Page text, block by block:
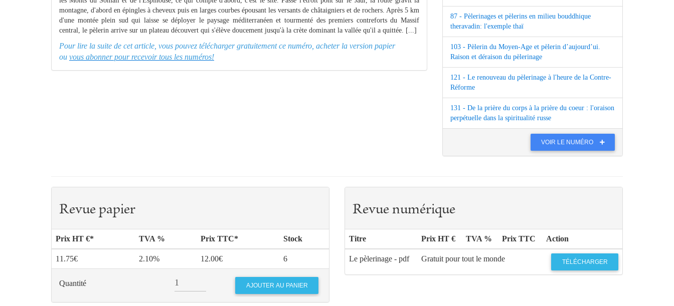
montagne, d'abord en épingles à cheveux puis en larges courbes épousant les versants de châtaigniers et de rochers. Après 5 km
d'une montée plein sud qui laisse se déployer le paysage méditerranéen et tourmenté des premiers contreforts du Massif
central, le pèlerin arrive sur un plateau découvert qui s'élève doucement jusqu'à la crète dominant la vallée qu'il a quittée. [...]
Pour lire la suite de cet article, vous pouvez télécharger gratuitement ce numéro, acheter la version papier
ou vous abonner pour recevoir tous les numéros!
87 - Pèlerinages et pèlerins en milieu bouddhique
theravadin: l'exemple thaï
103 - Pèlerin du Moyen-Age et pèlerin d’aujourd’ui.
Raison et déraison du pèlerinage
121 - Le renouveau du pèlerinage à l'heure de la Contre-
Réforme
131 - De la prière du corps à la prière du coeur : l'oraison
perpétuelle dans la spiritualité russe
VOIR LE NUMÉRO
Revue papier
Prix HT €* TVA % Prix TTC* Stock
11.75€ 2.10% 12.00€ 6
Quantité
Revue numérique
Titre Prix HT € TVA % Prix TTC Action
Le pèlerinage - pdf Gratuit pour tout le monde TÉLÉCHARGER